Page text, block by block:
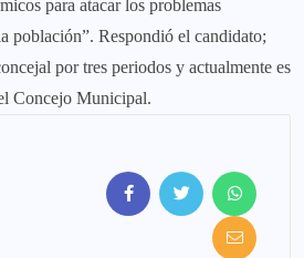
para atacar los problemas
población”. Respondió el candidato;
por tres periodos y actualmente es
Concejo Municipal.